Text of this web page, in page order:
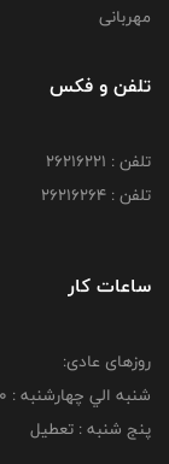
مهربانی
تلفن و فکس
تلفن : 26216221
تلفن : 26216264
ساعات کار
روزهای عادی:
شنبه الي چهارشنبه : 00: 8 لغايت 16:00
پنج شنبه : تعطیل